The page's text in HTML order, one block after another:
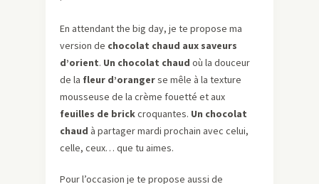
En attendant the big day, je te propose ma
version de chocolat chaud aux saveurs
d’orient. Un chocolat chaud où la douceur
de la fleur d’orangerse mêle à la texture
mousseuse de la crème fouetté et aux
feuilles de brickcroquantes. Un chocolat
chaud à partager mardi prochain avec celui,
celle, ceux… que tu aimes.
Pour l’occasion je te propose aussi de